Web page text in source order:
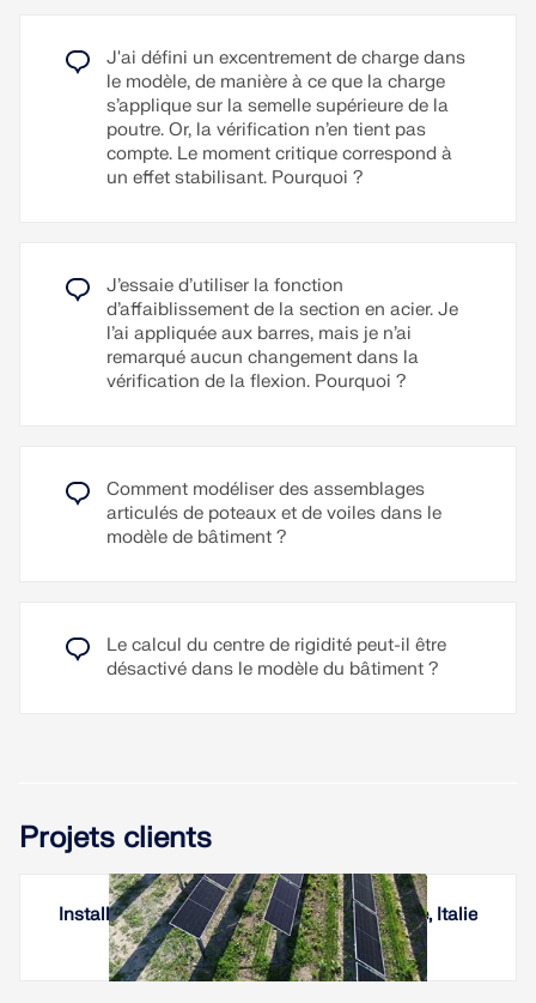
J'ai défini un excentrement de charge dans
le modèle, de manière à ce que la charge
s’applique sur la semelle supérieure de la
poutre. Or, la vérification n’en tient pas
compte. Le moment critique correspond à
un effet stabilisant. Pourquoi ?
J’essaie d’utiliser la fonction
d’affaiblissement de la section en acier. Je
l’ai appliquée aux barres, mais je n’ai
remarqué aucun changement dans la
vérification de la flexion. Pourquoi ?
Comment modéliser des assemblages
articulés de poteaux et de voiles dans le
modèle de bâtiment ?
Le calcul du centre de rigidité peut-il être
désactivé dans le modèle du bâtiment ?
Projets clients
Installations photovoltaïque sur un vignoble, Italie